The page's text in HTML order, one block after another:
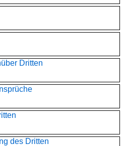
Dritten
des Dritten